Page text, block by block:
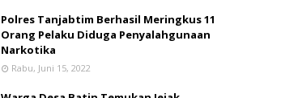
Polres Tanjabtim Berhasil Meringkus 11
Orang Pelaku Diduga Penyalahgunaan
Narkotika
Rabu, Juni 15, 2022